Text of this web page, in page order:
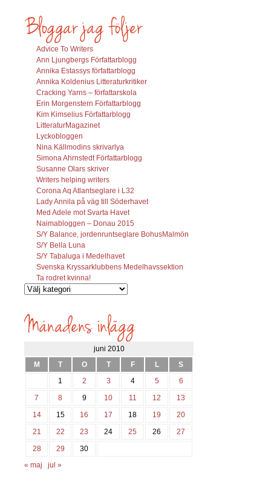
Advice To Writers
Ann Ljungbergs Författarblogg
Annika Estassys författarblogg
Annika Koldenius Litteraturkritiker
Cracking Yarns – författarskola
Erin Morgenstern Författarblogg
Kim Kimselius Författarblogg
LitteraturMagazinet
Lyckobloggen
Nina Källmodins skrivarlya
Simona Ahrnstedt Författarblogg
Susanne Olars skriver
Writers helping writers
Corona Aq Atlantseglare i L32
Lady Annila på väg till Söderhavet
Med Adele mot Svarta Havet
Naimabloggen – Donau 2015
S/Y Balance, jordenruntseglare BohusMalmön
S/Y Bella Luna
S/Y Tabaluga i Medelhavet
Svenska Kryssarklubbens Medelhavssektion
Ta rodret kvinna!
Vilka
söks?
juni 2010
M
T O T F L
S
1
2 3 4 5
6
7
8 9 10 11 12
13
14
15 16 17 18 19
20
21
22 23 24 25 26
27
28
29
30
« maj
jul »